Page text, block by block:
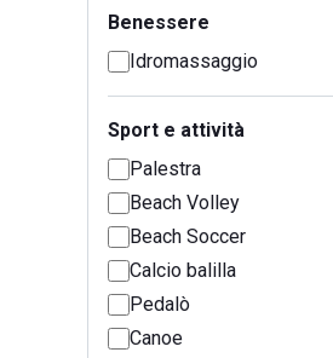
Benessere
Idromassaggio
Sport e attività
Palestra
Beach Volley
Beach Soccer
Calcio balilla
Pedalò
Canoe